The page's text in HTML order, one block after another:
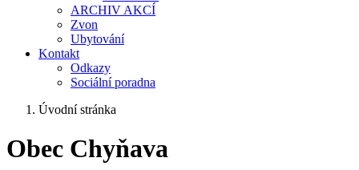
ARCHIV AKCÍ
Zvon
Ubytování
Kontakt
Odkazy
Sociální poradna
Úvodní stránka
Obec Chyňava